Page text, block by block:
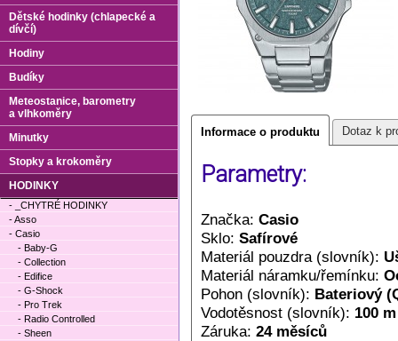
Informace o produktu Dotaz k
Parametry:
Značka: Casio
Sklo: Safírové
Materiál pouzdra (slovník):
Materiál náramku/řemínku:
Pohon (slovník): Bateriový
Vodotěsnost (slovník): 100 m
Záruka: 24 měsíců
Dětské hodinky (chlapecké a
dívčí)
Hodiny
Budíky
Meteostanice, barometry
a vlhkoměry
Minutky
Stopky a krokoměry
HODINKY
- _CHYTRÉ HODINKY
- Asso
- Casio
- Baby-G
- Collection
- Edifice
- G-Shock
- Pro Trek
- Radio Controlled
- Sheen